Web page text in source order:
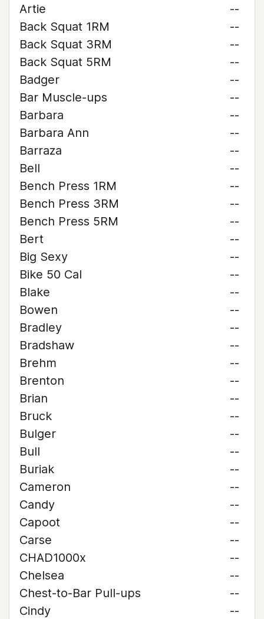
Artie
--
Back Squat 1RM
--
Back Squat 3RM
--
Back Squat 5RM
--
Badger
--
Bar Muscle-ups
--
Barbara
--
Barbara Ann
--
Barraza
--
Bell
--
Bench Press 1RM
--
Bench Press 3RM
--
Bench Press 5RM
--
Bert
--
Big Sexy
--
Bike 50 Cal
--
Blake
--
Bowen
--
Bradley
--
Bradshaw
--
Brehm
--
Brenton
--
Brian
--
Bruck
--
Bulger
--
Bull
--
Buriak
--
Cameron
--
Candy
--
Capoot
--
Carse
--
CHAD1000x
--
Chelsea
--
Chest-to-Bar Pull-ups
--
Cindy
--